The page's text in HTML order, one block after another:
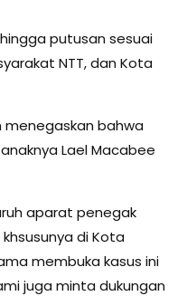
putusan sesuai
NTT, dan Kota
menegaskan bahwa
Lael Macabee
aparat penegak
di Kota
membuka kasus ini
juga minta dukungan